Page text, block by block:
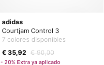
adidas
Courtjam Control 3
7 colores disponibles
€ 35,92 € 90,00
- 20% Extra ya aplicado